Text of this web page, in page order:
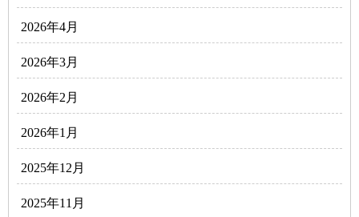
2026年4月
2026年3月
2026年2月
2026年1月
2025年12月
2025年11月